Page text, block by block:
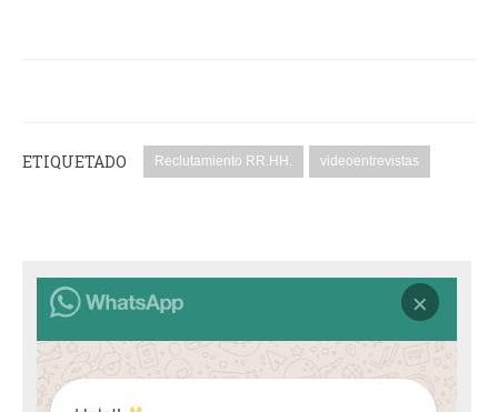
ETIQUETADO Reclutamiento RR.HH. videoentrevistas